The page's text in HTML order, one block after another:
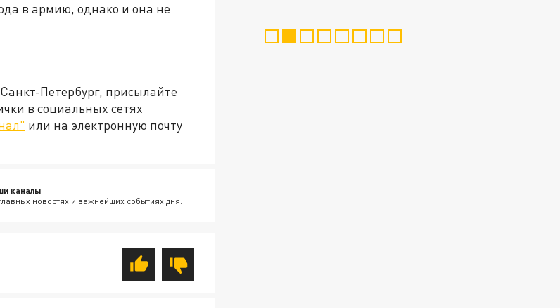
в армию, однако и она не
Петербург, присылайте
в социальных сетях
или на электронную почту
каналы
новостях и важнейших событиях дня.